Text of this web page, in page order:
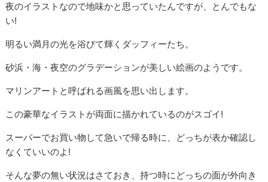
夜のイラストなので地味かと思っていたんですが、とんでもな
い!
明るい満月の光を浴びて輝くダッフィーたち。
砂浜・海・夜空のグラデーションが美しい絵画のようです。
マリンアートと呼ばれる画風を思い出します。
この豪華なイラストが両面に描かれているのがスゴイ!
スーパーでお買い物して急いで帰る時に、どっちが表か確認し
なくていいのよ!
そんな夢の無い状況はさておき、持つ時にどっちの面が外向き